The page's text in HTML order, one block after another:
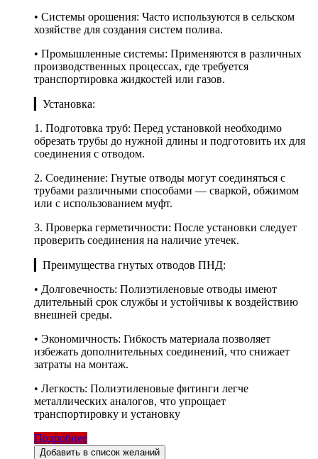
• Системы орошения: Часто используются в сельском
хозяйстве для создания систем полива.
• Промышленные системы: Применяются в различных
производственных процессах, где требуется
транспортировка жидкостей или газов.
▎Установка:
1. Подготовка труб: Перед установкой необходимо
обрезать трубы до нужной длины и подготовить их для
соединения с отводом.
2. Соединение: Гнутые отводы могут соединяться с
трубами различными способами — сваркой, обжимом
или с использованием муфт.
3. Проверка герметичности: После установки следует
проверить соединения на наличие утечек.
▎Преимущества гнутых отводов ПНД:
• Долговечность: Полиэтиленовые отводы имеют
длительный срок службы и устойчивы к воздействию
внешней среды.
• Экономичность: Гибкость материала позволяет
избежать дополнительных соединений, что снижает
затраты на монтаж.
• Легкость: Полиэтиленовые фитинги легче
металлических аналогов, что упрощает
транспортировку и установку
Подробнее
Добавить в список желаний